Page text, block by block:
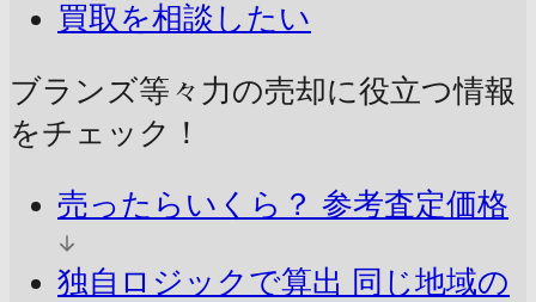
買取を相談したい
ブランズ等々力の売却に役立つ情報
をチェック！
売ったらいくら？ 参考査定価格
独自ロジックで算出 同じ地域の